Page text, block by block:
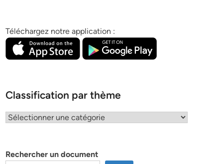
Téléchargez notre application :
Classification par thème
Classification
Rechercher un document